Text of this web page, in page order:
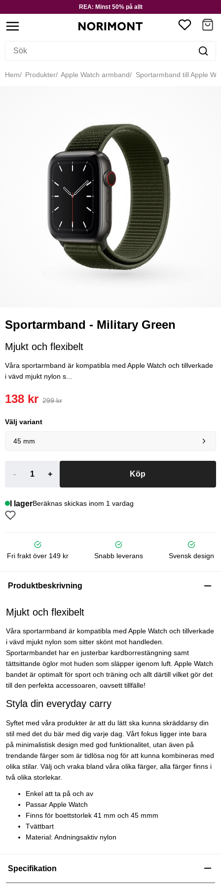
REA: Minst 50% på allt
Hem Produkter Apple Watch armband Sportarmband till Apple
Sportarmband - Military Green
Mjukt och flexibelt
Våra sportarmband är kompatibla med Apple Watch och tillverkade
i vävd mjukt nylon s...
138 kr 299 kr
Välj variant
45 mm
- + Köp
I lagerBeräknas skickas inom 1 vardag
Fri frakt över 149 kr Snabb leverans Svensk design
Produktbeskrivning
Mjukt och flexibelt
Våra sportarmband är kompatibla med Apple Watch och tillverkade
i vävd mjukt nylon som sitter skönt mot handleden.
Sportarmbandet har en justerbar kardborrestängning samt
tättsittande öglor mot huden som släpper igenom luft. Apple Watch
bandet är optimalt för sport och träning och allt därtill vilket gör det
till den perfekta accessoaren, oavsett tillfälle!
Styla din everyday carry
Syftet med våra produkter är att du lätt ska kunna skräddarsy din
stil med det du bär med dig varje dag. Vårt fokus ligger inte bara
på minimalistisk design med god funktionalitet, utan även på
trendande färger som är tidlösa nog för att kunna kombineras med
olika stilar. Välj och vraka bland våra olika färger, alla färger finns i
två olika storlekar.
Enkel att ta på och av
Passar Apple Watch
Finns för boettstorlek 41 mm och 45 mmm
Tvättbart
Material: Andningsaktiv nylon
Specifikation